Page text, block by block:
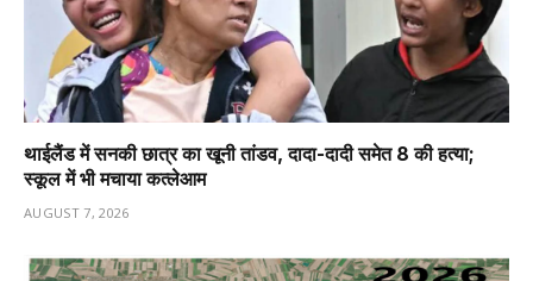
थाईलैंड में सनकी छात्र का खूनी तांडव, दादा-दादी समेत 8 की हत्या;
स्कूल में भी मचाया कत्लेआम
AUGUST 7, 2026